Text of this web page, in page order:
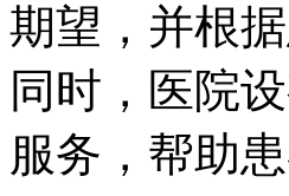
期望，并根
同时，医院
服务，帮助